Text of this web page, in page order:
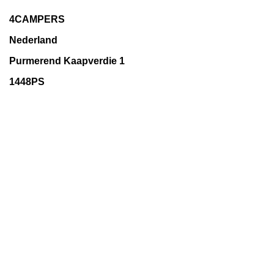
4CAMPERS
Nederland
Purmerend Kaapverdie 1
1448PS